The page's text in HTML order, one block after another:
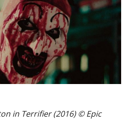
in Terrifier (2016) © Epic